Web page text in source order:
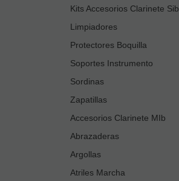
Kits Accesorios Clarinete Sib
Limpiadores
Protectores Boquilla
Soportes Instrumento
Sordinas
Zapatillas
Accesorios Clarinete MIb
Abrazaderas
Argollas
Atriles Marcha